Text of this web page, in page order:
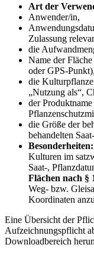
Art der
Anwender/in,
Zulassung
die
Name der
oder GPS-Punkt),
die
„Nutzung als“,
der
die Größe der
behandelten
Besonderheiten:
Kulturen im
Saat-,
Flächen nach §
Weg- bzw.
Koordinaten
Eine Übersicht der
Aufzeichnungspflicht
Downloadbereich